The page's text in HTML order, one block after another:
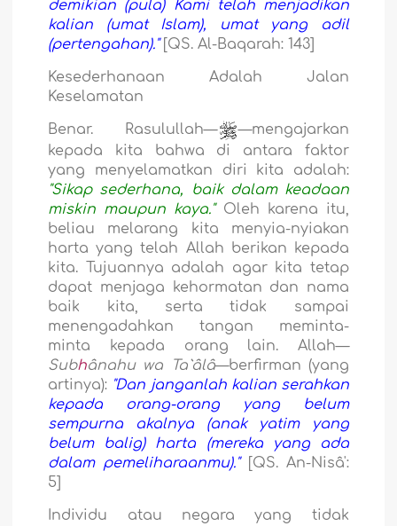
demikian (pula) Kami telah menjadikan
kalian (umat Islam), umat yang adil
(pertengahan)."[QS. Al-Baqarah: 143]
Kesederhanaan Adalah Jalan
Keselamatan
Benar. Rasulullah—
—mengajarkan
kepada kita bahwa di antara faktor
yang menyelamatkan diri kita adalah:
"Sikap sederhana, baik dalam keadaan
miskin maupun kaya."Oleh karena itu,
beliau melarang kita menyia-nyiakan
harta yang telah Allah berikan kepada
kita. Tujuannya adalah agar kita tetap
dapat menjaga kehormatan dan nama
baik kita, serta tidak sampai
menengadahkan tangan meminta-
minta kepada orang lain. Allah—
Subhânahu wa Ta`âlâ—berfirman (yang
artinya): "Dan janganlah kalian serahkan
kepada orang-orang yang belum
sempurna akalnya (anak yatim yang
belum balig) harta (mereka yang ada
dalam pemeliharaanmu)."[QS. An-Nisâ':
5]
Individu atau negara yang tidak